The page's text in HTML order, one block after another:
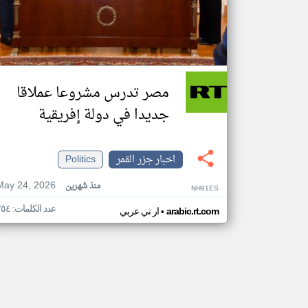
مصر تدرس مشروعا عملاقا
جديدا في دولة إفريقية
اخبار جزر القمر
Politics
24, 2026
منذ شهرين NH91ES
ار تي عربي• arabic.rt.com عدد الكلمات: ٢٥٤